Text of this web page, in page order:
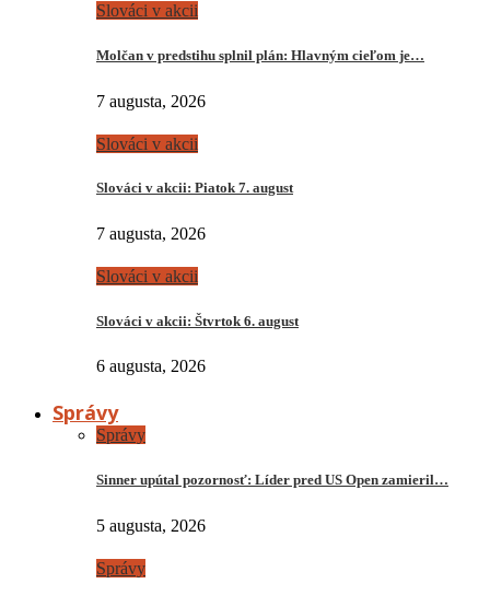
Slováci v akcii
Molčan v predstihu splnil plán: Hlavným cieľom je…
7 augusta, 2026
Slováci v akcii
Slováci v akcii: Piatok 7. august
7 augusta, 2026
Slováci v akcii
Slováci v akcii: Štvrtok 6. august
6 augusta, 2026
Správy
Správy
Sinner upútal pozornosť: Líder pred US Open zamieril…
5 augusta, 2026
Správy